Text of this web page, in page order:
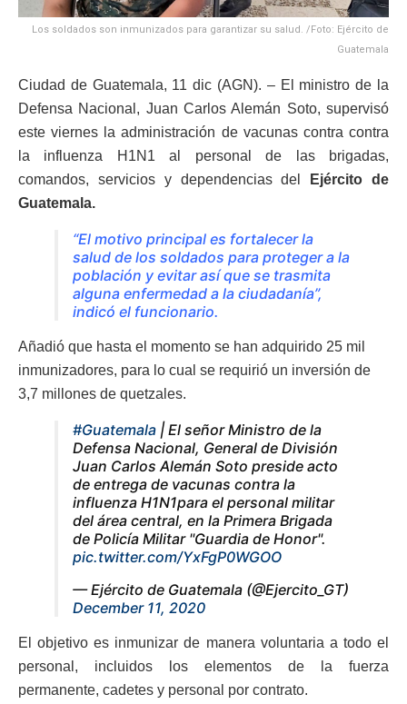
Los soldados son inmunizados para garantizar su salud. /Foto: Ejército de
Guatemala
Ciudad de Guatemala, 11 dic (AGN). – El ministro de la
Defensa Nacional, Juan Carlos Alemán Soto, supervisó
este viernes la administración de vacunas contra contra
la influenza H1N1 al personal de las brigadas,
comandos, servicios y dependencias del
Ejército de
Guatemala.
“El motivo principal es fortalecer la
salud de los soldados para proteger a la
población y evitar así que se trasmita
alguna enfermedad a la ciudadanía”,
indicó el funcionario.
Añadió que hasta el momento se han adquirido 25 mil
inmunizadores, para lo cual se requirió un inversión de
3,7 millones de quetzales.
#Guatemala | El señor Ministro de la
Defensa Nacional, General de División
Juan Carlos Alemán Soto preside acto
de entrega de vacunas contra la
influenza H1N1para el personal militar
del área central, en la Primera Brigada
de Policía Militar "Guardia de Honor".
pic.twitter.com/YxFgP0WGOO
— Ejército de Guatemala (@Ejercito_GT)
December 11, 2020
El objetivo es inmunizar de manera voluntaria a todo el
personal, incluidos los elementos de la fuerza
permanente, cadetes y personal por contrato.